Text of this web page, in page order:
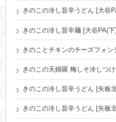
きのこの冷し旨辛うどん [大谷
きのこの冷し旨辛麺 [大谷PA(下
きのことチキンのチーズフォ
きのこの天婦羅 梅しそ冷しつ
きのこの冷し旨辛うどん [矢板
きのこの冷し旨辛うどん [矢板